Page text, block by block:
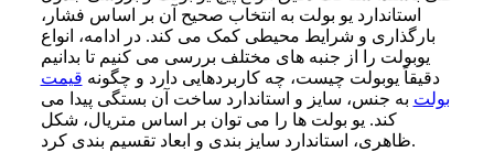
استاندارد یو بولت به انتخاب صحیح آن بر اساس فشار،
بارگذاری و شرایط محیطی کمک می‌ کند. در ادامه، انواع
یوبولت را از جنبه‌ های مختلف بررسی می‌ کنیم تا بدانیم
دقیقاً یوبولت چیست، چه کاربردهایی دارد و چگونه قیمت
بولت به جنس، سایز و استاندارد ساخت آن بستگی پیدا می‌
کند. یو بولت ها را می توان بر اساس متریال، شکل
ظاهری، استاندارد سایز بندی و ابعاد تقسیم بندی کرد.